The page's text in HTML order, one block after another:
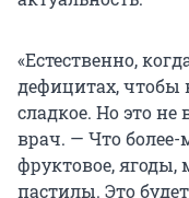
«Естественно,
дефицитах, чтобы
сладкое. Но это
врач. — Что более-
фруктовое, ягоды,
пастилы. Это